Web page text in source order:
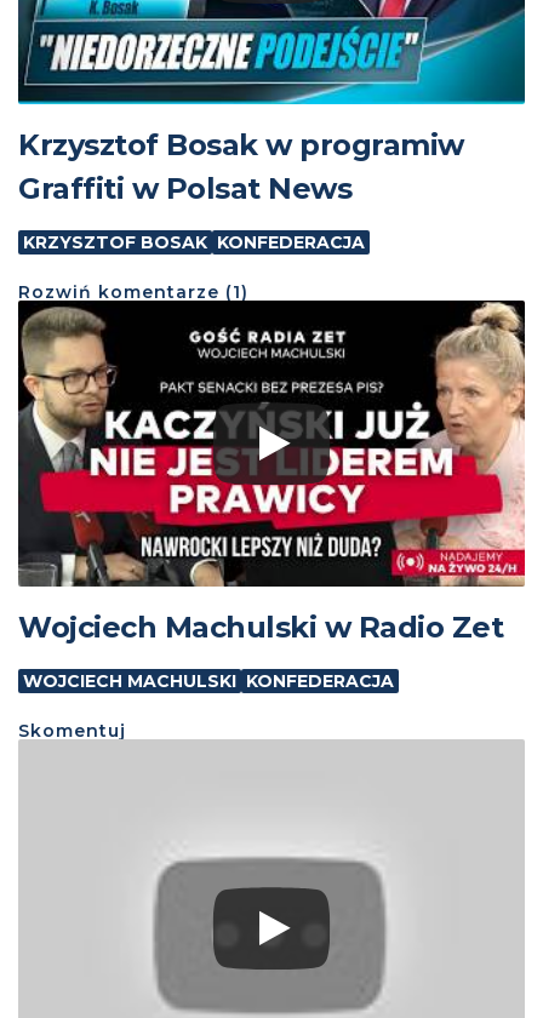
Krzysztof Bosak w programiw
Graffiti w Polsat News
KRZYSZTOF BOSAK KONFEDERACJA
Rozwiń komentarze (1)
Wojciech Machulski w Radio Zet
WOJCIECH MACHULSKI KONFEDERACJA
Skomentuj